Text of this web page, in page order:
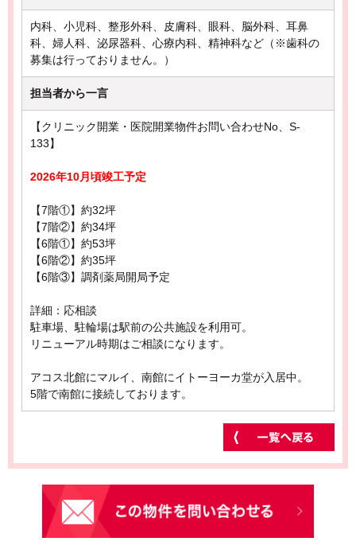
内科、小児科、整形外科、皮膚科、眼科、脳外科、耳鼻
科、婦人科、泌尿器科、心療内科、精神科など（※歯科の
募集は行っておりません。）
担当者から一言
【クリニック開業・医院開業物件お問い合わせNo、S-
133】
2026年10月頃竣工予定
【7階①】約32坪
【7階②】約34坪
【6階①】約53坪
【6階②】約35坪
【6階③】調剤薬局開局予定
詳細：応相談
駐車場、駐輪場は駅前の公共施設を利用可。
リニューアル時期はご相談になります。
アコス北館にマルイ、南館にイトーヨーカ堂が入居中。
5階で南館に接続しております。